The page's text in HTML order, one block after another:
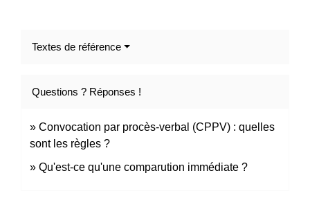
Textes de référence
Questions ? Réponses !
Convocation par procès-verbal (CPPV) : quelles
sont les règles ?
Qu'est-ce qu'une comparution immédiate ?